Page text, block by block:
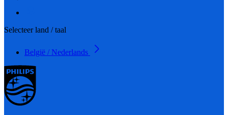
Selecteer land / taal
België / Nederlands